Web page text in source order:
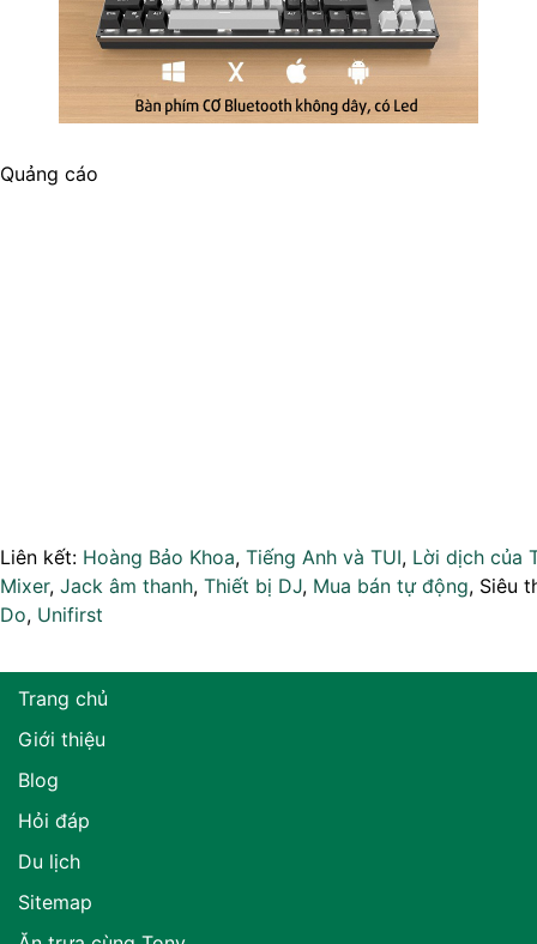
Quảng cáo
Liên kết: Hoàng Bảo Khoa, Tiếng Anh và TUI, Lời dịch của
Mixer, Jack âm thanh, Thiết bị DJ, Mua bán tự động, Siêu
Do, Unifirst
Trang chủ
Giới thiệu
Blog
Hỏi đáp
Du lịch
Sitemap